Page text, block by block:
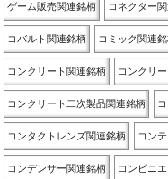
ゲーム販売関連銘柄 コネクター
コバルト関連銘柄 コミック関連
コンクリート関連銘柄 コンクリ
コンクリート二次製品関連銘柄
コンタクトレンズ関連銘柄 コン
コンデンサー関連銘柄 コンビニ